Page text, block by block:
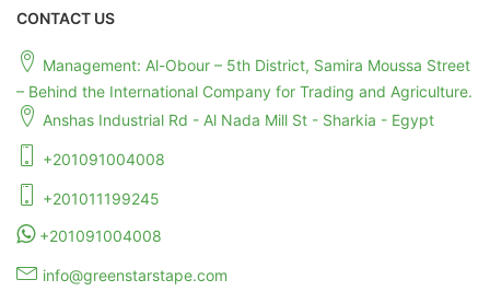
CONTACT US
Management: Al-Obour – 5th District, Samira Moussa Street
– Behind the International Company for Trading and Agriculture.
Anshas Industrial Rd - Al Nada Mill St - Sharkia - Egypt
+201091004008
+201011199245
+201091004008
info@greenstarstape.com